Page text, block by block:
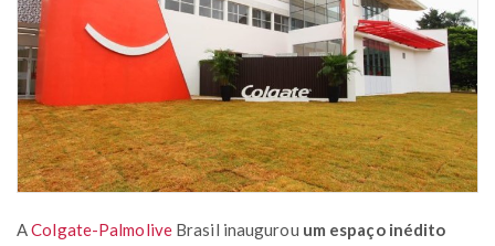
AColgate-PalmoliveBrasil inaugurou um espaço inédito